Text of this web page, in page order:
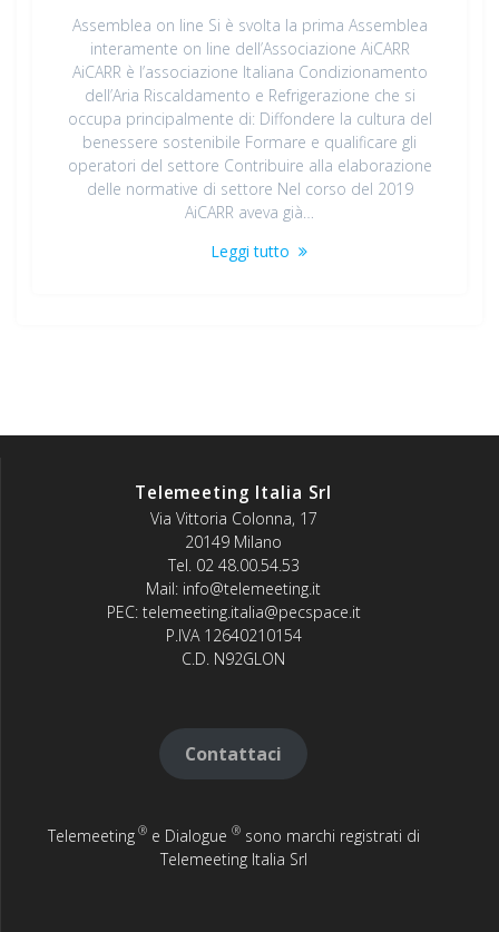
Assemblea on line Si è svolta la prima Assemblea
interamente on line dell’Associazione AiCARR
AiCARR è l’associazione Italiana Condizionamento
dell’Aria Riscaldamento e Refrigerazione che si
occupa principalmente di: Diffondere la cultura del
benessere sostenibile Formare e qualificare gli
operatori del settore Contribuire alla elaborazione
delle normative di settore Nel corso del 2019
AiCARR aveva già…
Leggi tutto
Telemeeting Italia Srl
Via Vittoria Colonna, 17
20149 Milano
Tel. 02 48.00.54.53
Mail: info@telemeeting.it
PEC: telemeeting.italia@pecspace.it
P.IVA 12640210154
C.D. N92GLON
Contattaci
Telemeeting ® e Dialogue ®sono marchi registrati di
Telemeeting Italia Srl